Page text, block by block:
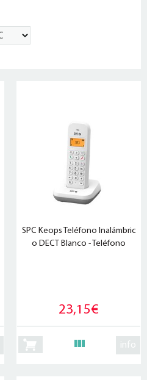
SPC Keops Teléfono Inalámbric
o DECT Blanco - Teléfono
23,15€
info